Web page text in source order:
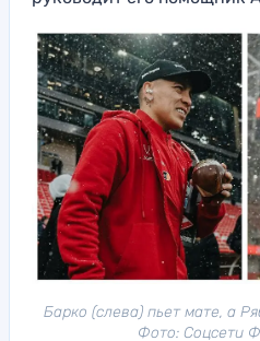
Барко (слева) пьет мате, а
Фото: Соцсети